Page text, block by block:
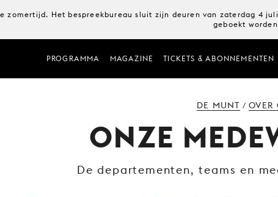
zomertijd. Het bespreekbureau sluit zijn deuren van zaterdag 4
geboekt
PROGRAMMA MAGAZINE TICKETS & ABONNEMENTEN
DE MUNT /OVER
ONZE
De departementen, teams en